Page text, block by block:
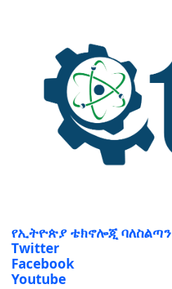
የኢትዮጵያ ቴክኖሎጂ ባለስልጣን
Twitter
Facebook
Youtube